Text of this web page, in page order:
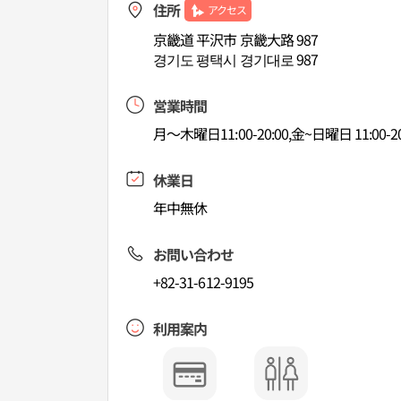
住所 アクセス
京畿道 平沢市 京畿大路 987
경기도 평택시 경기대로 987
営業時間
月〜木曜日11:00-20:00,金~日曜日 11:00-
休業日
年中無休
お問い合わせ
+82-31-612-9195
利用案内